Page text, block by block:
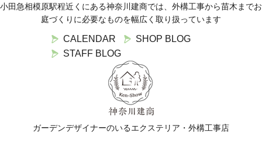
小田急相模原駅程近くにある神奈川建商では、外構工事から苗木までお
庭づくりに必要なものを幅広く取り扱っています
CALENDAR
SHOP BLOG
STAFF BLOG
ガーデンデザイナーのいるエクステリア・外構工事店